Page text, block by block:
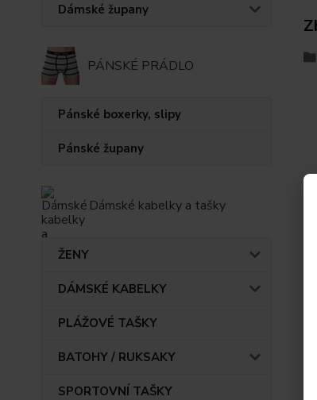
Dámské župany
PÁNSKÉ PRÁDLO
Pánské boxerky, slipy
Pánské župany
Dámské kabelky a tašky
ŽENY
DÁMSKÉ KABELKY
PLÁŽOVÉ TAŠKY
BATOHY / RUKSAKY
SPORTOVNÍ TAŠKY